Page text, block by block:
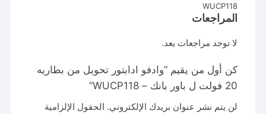
WUCP118
المراجعات
لا توجد مراجعات بعد.
كن أول من يقيم “وادفو ادابتور تحويل من بطاريه
20 فولت ل باور بانك – WUCP118”
لن يتم نشر عنوان بريدك الإلكتروني. الحقول الإلزامية